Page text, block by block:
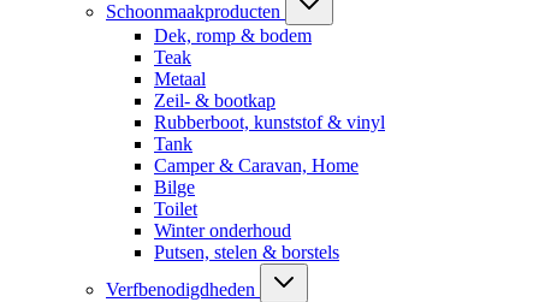
Schoonmaakproducten
Dek, romp & bodem
Teak
Metaal
Zeil- & bootkap
Rubberboot, kunststof & vinyl
Tank
Camper & Caravan, Home
Bilge
Toilet
Winter onderhoud
Putsen, stelen & borstels
Verfbenodigdheden